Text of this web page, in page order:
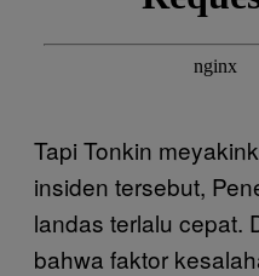
Tapi Tonkin
insiden tersebut,
landas terlalu cepat.
bahwa faktor